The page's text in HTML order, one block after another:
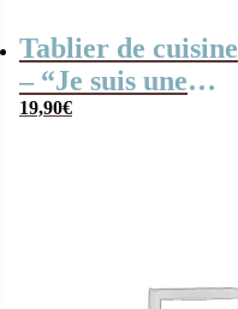
Tablier de cuisine
– “Je suis une
maman qui
19,90€